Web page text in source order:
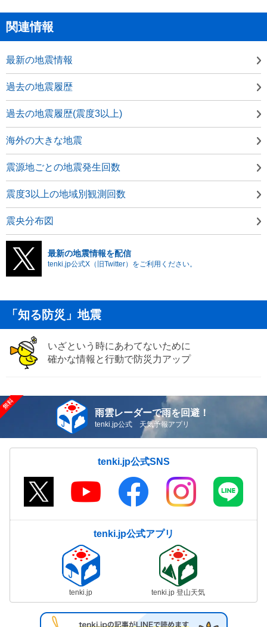
関連情報
最新の地震情報
過去の地震履歴
過去の地震履歴(震度3以上)
海外の大きな地震
震源地ごとの地震発生回数
震度3以上の地域別観測回数
震央分布図
最新の地震情報を配信
tenki.jp公式X（旧Twitter）をご利用ください。
「知る防災」地震
いざという時にあわてないために
確かな情報と行動で防災力アップ
雨雲レーダーで雨を回避！
tenki.jp公式 天気予報アプリ
tenki.jp公式SNS
tenki.jp公式アプリ
tenki.jp tenki.jp 登山天気